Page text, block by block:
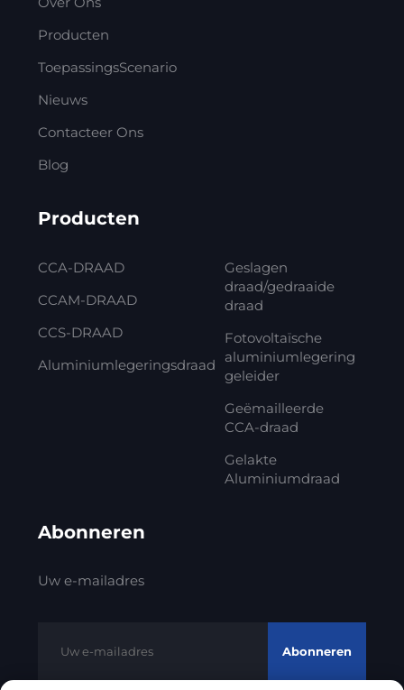
Producten
ToepassingsScenario
Nieuws
Contacteer Ons
Blog
Producten
CCA-DRAAD
CCAM-DRAAD
CCS-DRAAD
Aluminiumlegeringsdraad
Geslagen
draad/gedraaide
draad
Fotovoltaïsche
aluminiumlegering
geleider
Geëmailleerde
CCA-draad
Gelakte
Aluminiumdraad
Abonneren
Uw e-mailadres
Abonneren